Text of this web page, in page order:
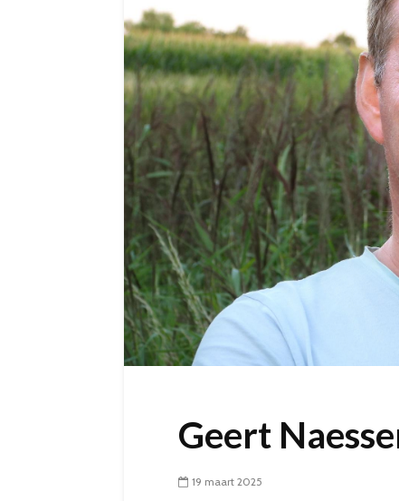
Geert
19 maart 2025